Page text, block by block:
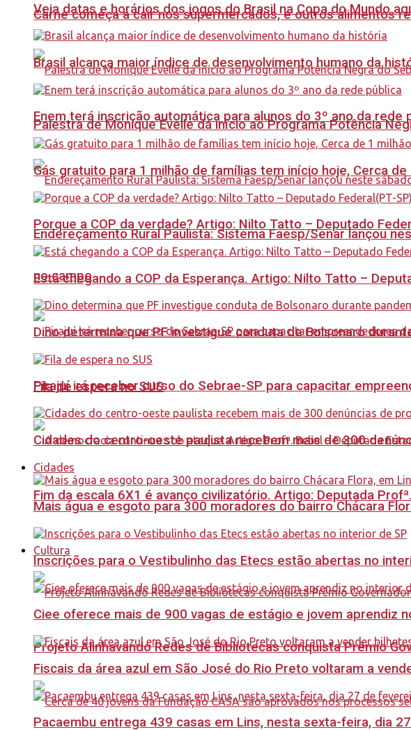
Carne começa a cair nos supermercados, e outros alimentos
Palestra de Monique Evelle dá início ao Programa Potência
Endereçamento Rural Paulista: Sistema Faesp/Senar lançou
no campo
Pirajuí irá receber curso do Sebrae-SP para capacitar
Fim da escala 6X1 é avanço civilizatório. Artigo: Deputada
Cultura
Projeto Alinhavando Redes de Bibliotecas conquista Prêmio
Veja datas e horários dos jogos do Brasil na Copa do Mundo
Brasil alcança maior índice de desenvolvimento humano da
Enem terá inscrição automática para alunos do 3º ano da rede
Gás gratuito para 1 milhão de famílias tem início hoje, Cerca
Porque a COP da verdade? Artigo: Nilto Tatto – Deputado
Está chegando a COP da Esperança. Artigo: Nilto Tatto –
Dino determina que PF investigue conduta de Bolsonaro
Fila de espera no SUS
Cidades do centro-oeste paulista recebem mais de 300
Cidades
Mais água e esgoto para 300 moradores do bairro Chácara
Inscrições para o Vestibulinho das Etecs estão abertas no
Ciee oferece mais de 900 vagas de estágio e jovem aprendiz
Fiscais da área azul em São José do Rio Preto voltaram a
Pacaembu entrega 439 casas em Lins, nesta sexta-feira, dia